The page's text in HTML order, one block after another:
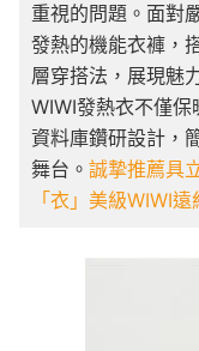
重視的問題。面對
發熱的機能衣褲，
層穿搭法，展現魅
WIWI發熱衣不僅保
資料庫鑽研設計，
舞台。 誠摯推薦具
「衣」美級WIWI